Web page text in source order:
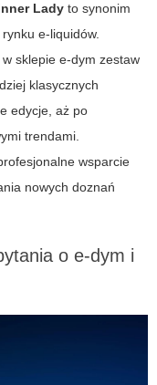
Lady to synonim
e-liquidów.
sklepie e-dym zestaw
klasycznych
edycje, aż po
trendami.
wsparcie
nowych doznań
o e-dym i